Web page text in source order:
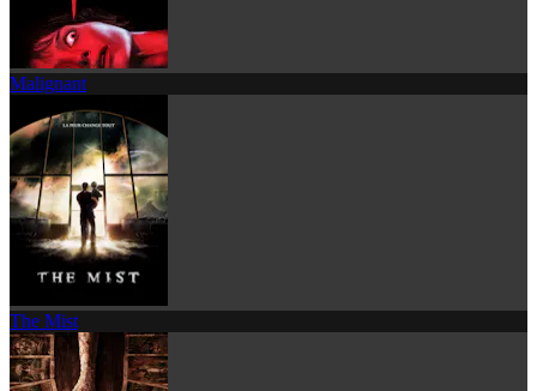
Malignant
The Mist